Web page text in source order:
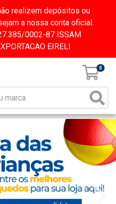
realizem depósitos ou
a nossa conta oficial.
0002-87 ISSAM
EIRELI
0